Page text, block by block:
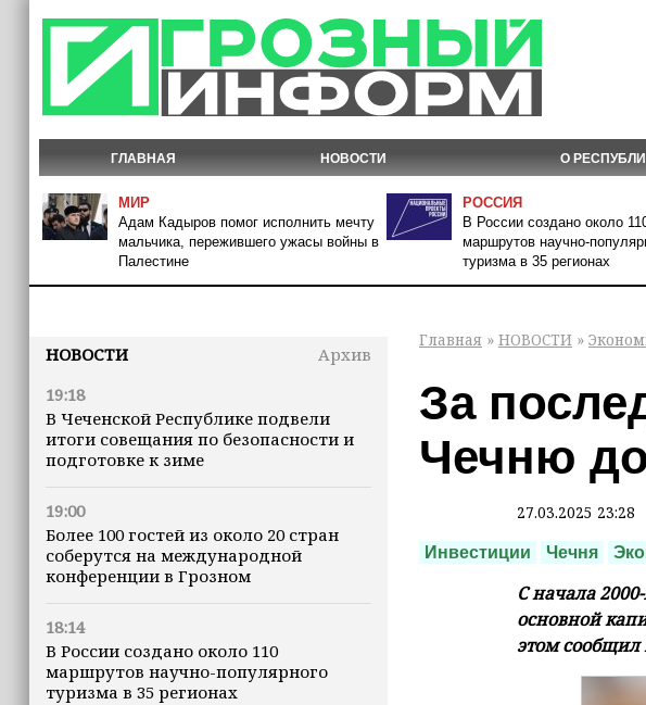
ГЛАВНАЯ НОВОСТИ О
МИР
Адам Кадыров помог исполнить мечту
мальчика, пережившего ужасы войны в
Палестине
РОССИЯ
В России создано около
маршрутов научно-
туризма в 35 регионах
НОВОСТИ
Архив
19:18
В Чеченской Республике подвели
итоги совещания по безопасности и
подготовке к зиме
19:00
Более 100 гостей из около 20 стран
соберутся на международной
конференции в Грозном
18:14
В России создано около 110
маршрутов научно-популярного
туризма в 35 регионах
Главная » НОВОСТИ »
За
Чечню
27.03.2025 23:28
Инвестиции Чечня
С начала
основной
этом